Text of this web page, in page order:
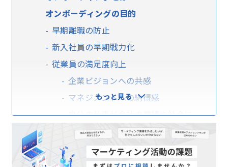
オンボーディングの目的
早期離職の防止
新入社員の早期戦力化
従業員の満足度向上
企業ビジョンへの共感
マネジメントへの納得感
自分の仕事が会社の業績や社会に
与える影響
職場での人間関係
快適な職場環境
もっと見る